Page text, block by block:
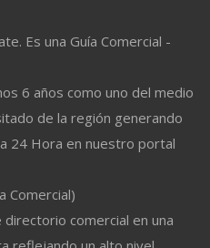
Es una Guía Comercial -
6 años como uno del medio
de la región generando
24 Hora en nuestro portal
Comercial)
comercial en una